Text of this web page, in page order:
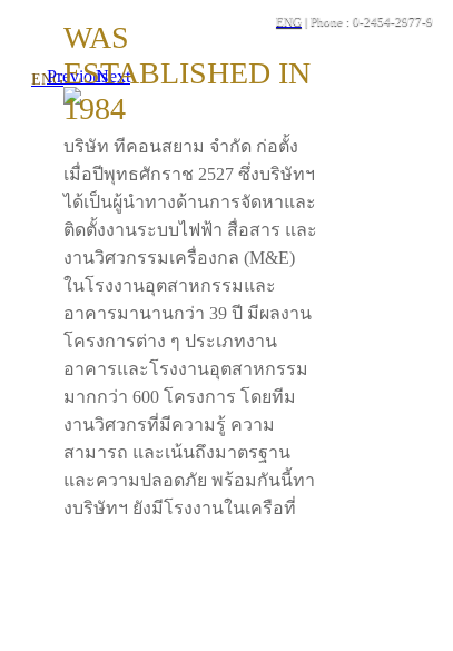
ENG | Phone : 0-2454-2977-9
ENGPreviousNext
WAS
ESTABLISHED IN
1984
บริษัท ทีคอนสยาม จำกัด ก่อตั้ง
เมื่อปีพุทธศักราช 2527 ซึ่งบริษัทฯ
ได้เป็นผู้นำทางด้านการจัดหาและ
ติดตั้งงานระบบไฟฟ้า สื่อสาร และ
งานวิศวกรรมเครื่องกล (M&E)
ในโรงงานอุตสาหกรรมและ
อาคารมานานกว่า 39 ปี มีผลงาน
โครงการต่าง ๆ ประเภทงาน
อาคารและโรงงานอุตสาหกรรม
มากกว่า 600 โครงการ โดยทีม
งานวิศวกรที่มีความรู้ ความ
สามารถ และเน้นถึงมาตรฐาน
และความปลอดภัย พร้อมกันนี้ทา
งบริษัทฯ ยังมีโรงงานในเครือที่